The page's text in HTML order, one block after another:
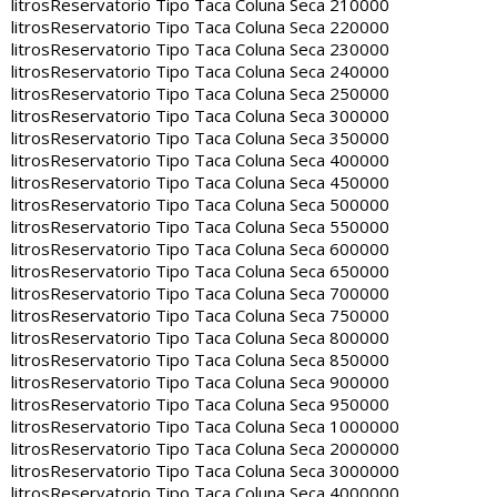
litros Reservatorio Tipo Taca Coluna Seca 210000
litrosReservatorio Tipo Taca Coluna Seca 220000
litrosReservatorio Tipo Taca Coluna Seca 230000
litrosReservatorio Tipo Taca Coluna Seca 240000
litrosReservatorio Tipo Taca Coluna Seca 250000
litrosReservatorio Tipo Taca Coluna Seca 300000
litrosReservatorio Tipo Taca Coluna Seca 350000
litrosReservatorio Tipo Taca Coluna Seca 400000
litrosReservatorio Tipo Taca Coluna Seca 450000
litrosReservatorio Tipo Taca Coluna Seca 500000
litrosReservatorio Tipo Taca Coluna Seca 550000
litrosReservatorio Tipo Taca Coluna Seca 600000
litrosReservatorio Tipo Taca Coluna Seca 650000
litrosReservatorio Tipo Taca Coluna Seca 700000
litrosReservatorio Tipo Taca Coluna Seca 750000
litrosReservatorio Tipo Taca Coluna Seca 800000
litrosReservatorio Tipo Taca Coluna Seca 850000
litrosReservatorio Tipo Taca Coluna Seca 900000
litrosReservatorio Tipo Taca Coluna Seca 950000
litrosReservatorio Tipo Taca Coluna Seca 1000000
litrosReservatorio Tipo Taca Coluna Seca 2000000
litrosReservatorio Tipo Taca Coluna Seca 3000000